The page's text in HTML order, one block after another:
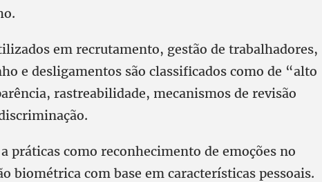
em recrutamento, gestão de trabalhadores,
e desligamentos são classificados como de “alto
rastreabilidade, mecanismos de revisão
práticas como reconhecimento de emoções no
biométrica com base em características pessoais.